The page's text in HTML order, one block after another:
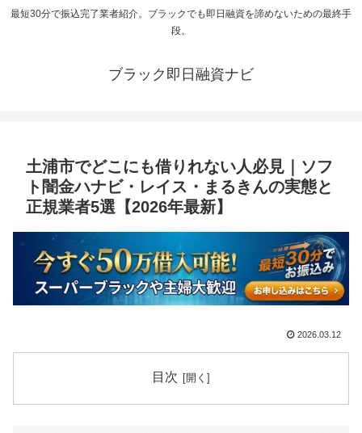
最短30分で振込完了業者紹介。ブラックでも即日融資を諦めないための最終手
段。
ブラック即日融資ナビ
土浦市でどこにも借りれない人必見｜ソフ
ト闇金ハナビ・レイス・まるきんの実態と
正規業者5選【2026年最新】
2026.03.12
目次